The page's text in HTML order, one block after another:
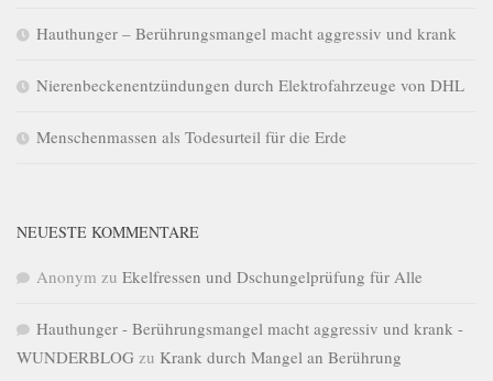
Hauthunger – Berührungsmangel macht aggressiv und krank
Nierenbeckenentzündungen durch Elektrofahrzeuge von DHL
Menschenmassen als Todesurteil für die Erde
NEUESTE KOMMENTARE
Anonym zu Ekelfressen und Dschungelprüfung für Alle
Hauthunger - Berührungsmangel macht aggressiv und krank -
WUNDERBLOG zu Krank durch Mangel an Berührung